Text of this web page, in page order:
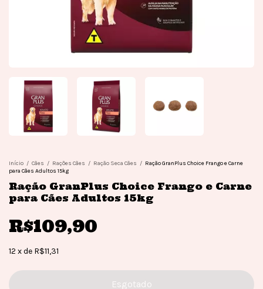
Início / Cães / Rações Cães / Ração Seca Cães / Ração GranPlus Choice Frango e Carne
para Cães Adultos 15kg
Ração GranPlus Choice Frango e Carne
para Cães Adultos 15kg
R$109,90
12 xde R$11,31